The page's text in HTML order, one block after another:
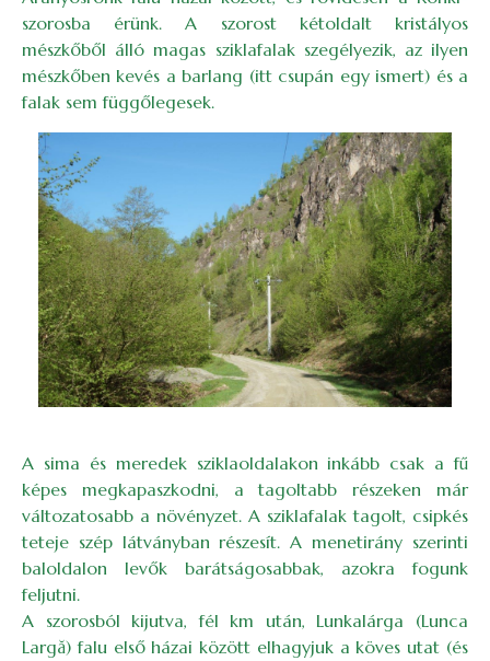
szorosba érünk. A szorost kétoldalt kristályos
mészkőből álló magas sziklafalak szegélyezik, az ilyen
mészkőben kevés a barlang (itt csupán egy ismert) és a
falak sem függőlegesek.
Image
A sima és meredek sziklaoldalakon inkább csak a fű
képes megkapaszkodni, a tagoltabb részeken már
változatosabb a növényzet. A sziklafalak tagolt, csipkés
teteje szép látványban részesít. A menetirány szerinti
baloldalon levők barátságosabbak, azokra fogunk
feljutni.
A szorosból kijutva, fél km után, Lunkalárga (Lunca
Largă) falu első házai között elhagyjuk a köves utat (és